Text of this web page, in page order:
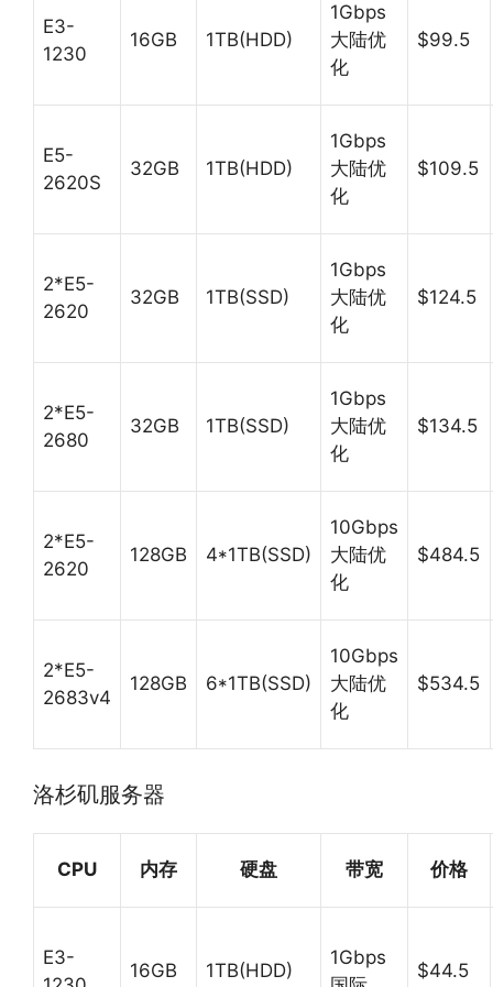
E3-
1230
16GB 1TB(HDD)
1Gbps
大陆优
化
$99.5
E5-
2620S
32GB 1TB(HDD)
1Gbps
大陆优
化
$109.5
2*E5-
2620
32GB 1TB(SSD)
1Gbps
大陆优
化
$124.5
2*E5-
2680
32GB 1TB(SSD)
1Gbps
大陆优
化
$134.5
2*E5-
2620
128GB 4*1TB(SSD)
10Gbps
大陆优
化
$484.5
2*E5-
2683v4
128GB 6*1TB(SSD)
10Gbps
大陆优
化
$534.5
洛杉矶服务器
CPU 内存 硬盘 带宽 价格
E3-
16GB 1TB(HDD)
1Gbps
$44.5